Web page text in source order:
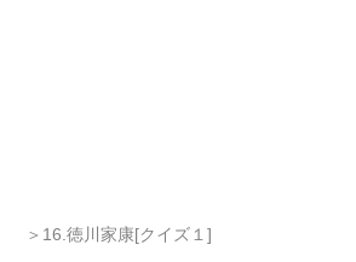
＞16.徳川家康[クイズ１]